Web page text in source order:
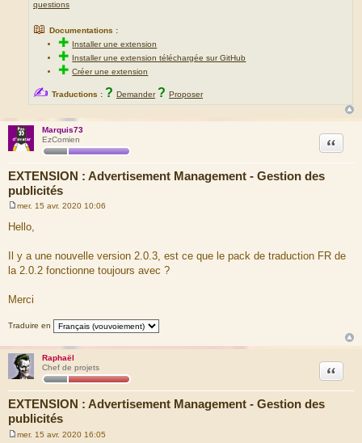
questions
📖 Documentations :
✚ Installer une extension
✚ Installer une extension téléchargée sur GitHub
✚Créer une extension
✍ Traductions : ? Demander ? Proposer
Marquis73
EzComien
EXTENSION : Advertisement Management - Gestion des
publicités
Citation
e
s
a
g
e
mer. 15 avr. 2020 10:06
Hello,
Il y a une nouvelle version 2.0.3, est ce que le pack de traduction FR de
la 2.0.2 fonctionne toujours avec ?
Merci
Traduire en
Raphaël
Chef de projets
EXTENSION : Advertisement Management - Gestion des
publicités
Citation
mer. 15 avr. 2020 16:05